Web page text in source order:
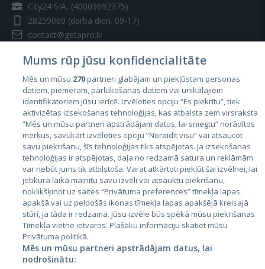
City24 SIA, (40003692375)
28259069 (darba dien. 09-17)
contact@getapro.lv
Valstis
Igaunija
Latvija
Lietuva
Mums rūp jūsu konfidencialitāte
Mēs un mūsu 270partneri glabājam un piekļūstam personas
datiem, piemēram, pārlūkošanas datiem vai unikālajiem
identifikatoriem jūsu ierīcē. Izvēloties opciju “Es piekrītu”, tiek
aktivizētas izsekošanas tehnoloģijas, kas atbalsta zem virsraksta
“Mēs un mūsu partneri apstrādājam datus, lai sniegtu” norādītos
mērķus, savukārt izvēloties opciju “Noraidīt visu” vai atsaucot
savu piekrišanu, šīs tehnoloģijas tiks atspējotas. Ja izsekošanas
tehnoloģijas ir atspējotas, daļa no redzamā satura un reklāmām
var nebūt jums tik atbilstoša. Varat atkārtoti piekļūt šai izvēlnei, lai
jebkurā laikā mainītu savu izvēli vai atsauktu piekrišanu,
noklikšķinot uz saites “Privātuma preferences” tīmekļa lapas
apakšā vai uz peldošās ikonas tīmekļa lapas apakšējā kreisajā
stūrī, ja tāda ir redzama. Jūsu izvēle būs spēkā mūsu piekrišanas
Tīmekļa vietne ietvaros. Plašāku informāciju skatiet mūsu
Privātuma politikā.
Mēs un mūsu partneri apstrādājam datus, lai
nodrošinātu: